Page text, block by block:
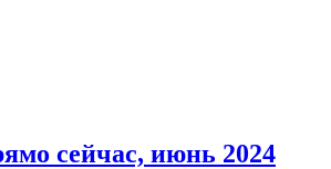
сейчас, июнь 2024